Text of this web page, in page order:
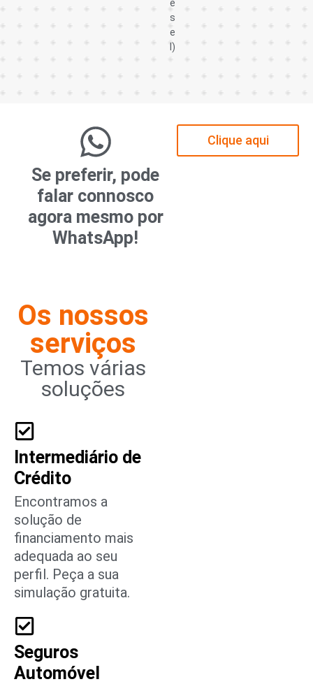
Se preferir, pode
falar connosco
agora mesmo por
WhatsApp!
Clique aqui
Os nossos
serviços
Temos várias
soluções
Intermediário de
Crédito
Encontramos a
solução de
financiamento mais
adequada ao seu
perfil. Peça a sua
simulação gratuita.
Seguros
Automóvel